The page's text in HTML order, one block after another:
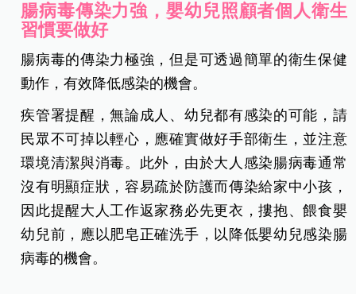
腸病毒傳染力強，嬰幼兒照顧者個人衛生
習慣要做好
腸病毒的傳染力極強，但是可透過簡單的衛生保健
動作，有效降低感染的機會。
疾管署提醒，無論成人、幼兒都有感染的可能，請
民眾不可掉以輕心，應確實做好手部衛生，並注意
環境清潔與消毒。此外，由於大人感染腸病毒通常
沒有明顯症狀，容易疏於防護而傳染給家中小孩，
因此提醒大人工作返家務必先更衣，摟抱、餵食嬰
幼兒前，應以肥皂正確洗手，以降低嬰幼兒感染腸
病毒的機會。